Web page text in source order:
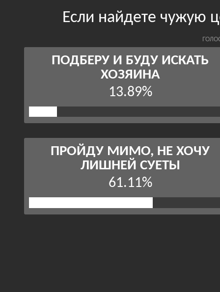
Если найдете чужую
ПОДБЕРУ И БУДУ ИСКАТЬ
ХОЗЯИНА
13.89%
ПРОЙДУ МИМО, НЕ ХОЧУ
ЛИШНЕЙ СУЕТЫ
61.11%